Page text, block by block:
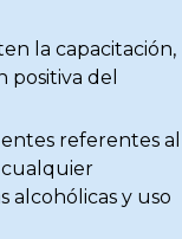
la capacitación,
positiva del
referentes al
cualquier
alcohólicas y uso